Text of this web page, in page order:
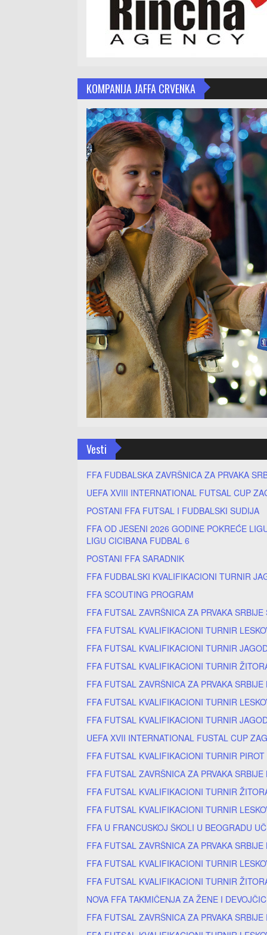
KOMPANIJA JAFFA CRVENKA
Vesti
FFA FUDBALSKA ZAVRŠNICA ZA PRVAKA
UEFA XVIII INTERNATIONAL FUTSAL CUP
POSTANI FFA FUTSAL I FUDBALSKI SUDIJA
FFA OD JESENI 2026 GODINE POKREĆE
LIGU CICIBANA FUDBAL 6
POSTANI FFA SARADNIK
FFA FUDBALSKI KVALIFIKACIONI TURNIR
FFA SCOUTING PROGRAM
FFA FUTSAL ZAVRŠNICA ZA PRVAKA
FFA FUTSAL KVALIFIKACIONI TURNIR
FFA FUTSAL KVALIFIKACIONI TURNIR
FFA FUTSAL KVALIFIKACIONI TURNIR
FFA FUTSAL ZAVRŠNICA ZA PRVAKA
FFA FUTSAL KVALIFIKACIONI TURNIR
FFA FUTSAL KVALIFIKACIONI TURNIR
UEFA XVII INTERNATIONAL FUSTAL CUP
FFA FUTSAL KVALIFIKACIONI TURNIR
FFA FUTSAL ZAVRŠNICA ZA PRVAKA
FFA FUTSAL KVALIFIKACIONI TURNIR
FFA FUTSAL KVALIFIKACIONI TURNIR
FFA U FRANCUSKOJ ŠKOLI U BEOGRADU
FFA FUTSAL ZAVRŠNICA ZA PRVAKA
FFA FUTSAL KVALIFIKACIONI TURNIR
FFA FUTSAL KVALIFIKACIONI TURNIR
NOVA FFA TAKMIČENJA ZA ŽENE I
FFA FUTSAL ZAVRŠNICA ZA PRVAKA